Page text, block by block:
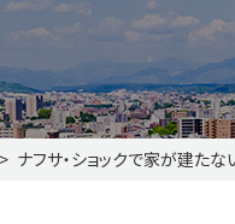
ナフサ・ショックで家が建た